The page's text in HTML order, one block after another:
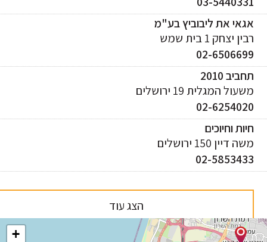
את ליבוביץ בע"מ
יצחק 1 בית שמש
02-
2010
המגלית 19 ירושלים
02-
וחיוכים
150 ירושלים
02-
הצג עוד